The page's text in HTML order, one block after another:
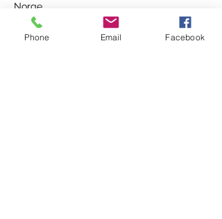
Norge
Phone Email Facebook